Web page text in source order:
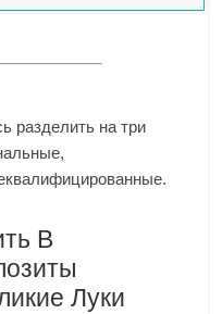
разделить на три
В
Луки